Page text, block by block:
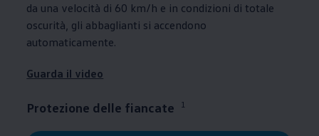
da una velocità di 60 km/h e in condizioni di totale
oscurità, gli abbaglianti si accendono
automaticamente.
Guarda il video
Protezione delle fiancate 1